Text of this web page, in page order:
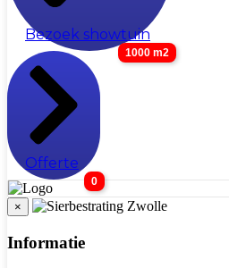
Bezoek showtuin
1000 m2
Offerte
0
×
Informatie